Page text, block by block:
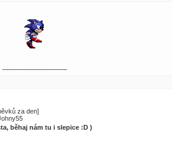
za den]
běhaj nám tu i slepice :D )